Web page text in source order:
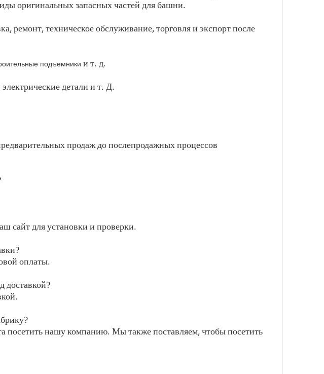
оригинальных запасных частей для башни.
ремонт, техническое обслуживание, торговля и экспорт после
подъемники и т. д.
детали и т. Д.
продаж до послепродажных процессов
сайт для установки и проверки.
оплаты.
доставкой?
посетить нашу компанию. Мы также поставляем, чтобы посетить